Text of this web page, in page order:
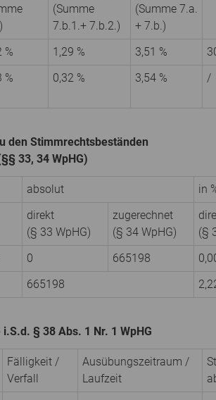
(Summe
7.b.1.+ 7.b.2.)
(Summe 7.a.
+ 7.b.)
% 1,29 % 3,51 %
% 0,32 % 3,54 % /
den Stimmrechtsbeständen
33, 34 WpHG)
absolut
in
direkt
(§ 33 WpHG)
zugerechnet
(§ 34 WpHG)
(§
0 665198
665198
§ 38 Abs. 1 Nr. 1 WpHG
Fälligkeit /
Verfall
Ausübungszeitraum /
Laufzeit